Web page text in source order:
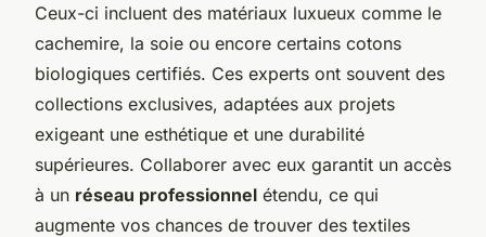
Ceux-ci incluent des matériaux luxueux comme le
cachemire, la soie ou encore certains cotons
biologiques certifiés. Ces experts ont souvent des
collections exclusives, adaptées aux projets
exigeant une esthétique et une durabilité
supérieures. Collaborer avec eux garantit un accès
à un réseau professionnel étendu, ce qui
augmente vos chances de trouver des textiles